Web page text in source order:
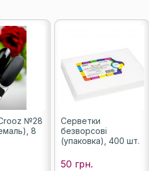
№28
8
Серветки
безворсові
(упаковка), 400 шт.
50 грн.